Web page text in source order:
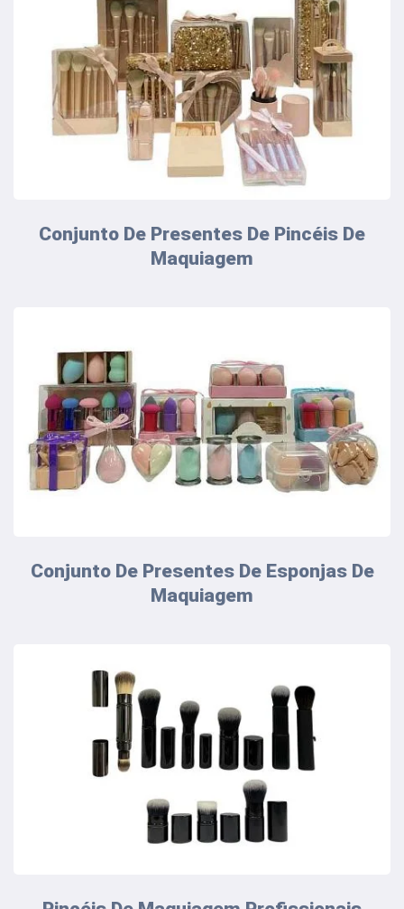
Conjunto De Presentes De Pincéis De
Maquiagem
Conjunto De Presentes De Esponjas De
Maquiagem